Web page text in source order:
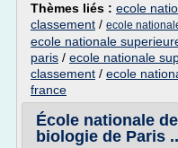
Thèmes liés : ecole
classement / ecole
ecole nationale
paris / ecole nationale
classement / ecole
france
École nationale
biologie de Paris